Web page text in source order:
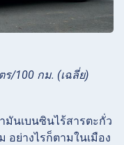
ร/100 กม. (เฉลี่ย)
ำมันเบนซินไร้สารตะกั่ว
อย่างไรก็ตามในเมือง